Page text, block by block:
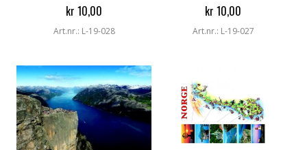
kr 10,00
Art.nr.: L-19-028
kr 10,00
Art.nr.: L-19-027